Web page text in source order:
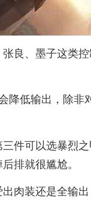
良、墨子这类
降低输出，除
件可以选暴烈
排就很尴尬。
肉装还是全输